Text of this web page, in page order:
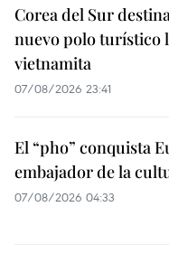
Corea del Sur
nuevo polo turístico
vietnamita
07/08/2026 23:41
El “pho” conquista
embajador de la
07/08/2026 04:33